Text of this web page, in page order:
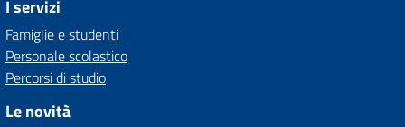
I servizi
Famiglie e studenti
Personale scolastico
Percorsi di studio
Le novità